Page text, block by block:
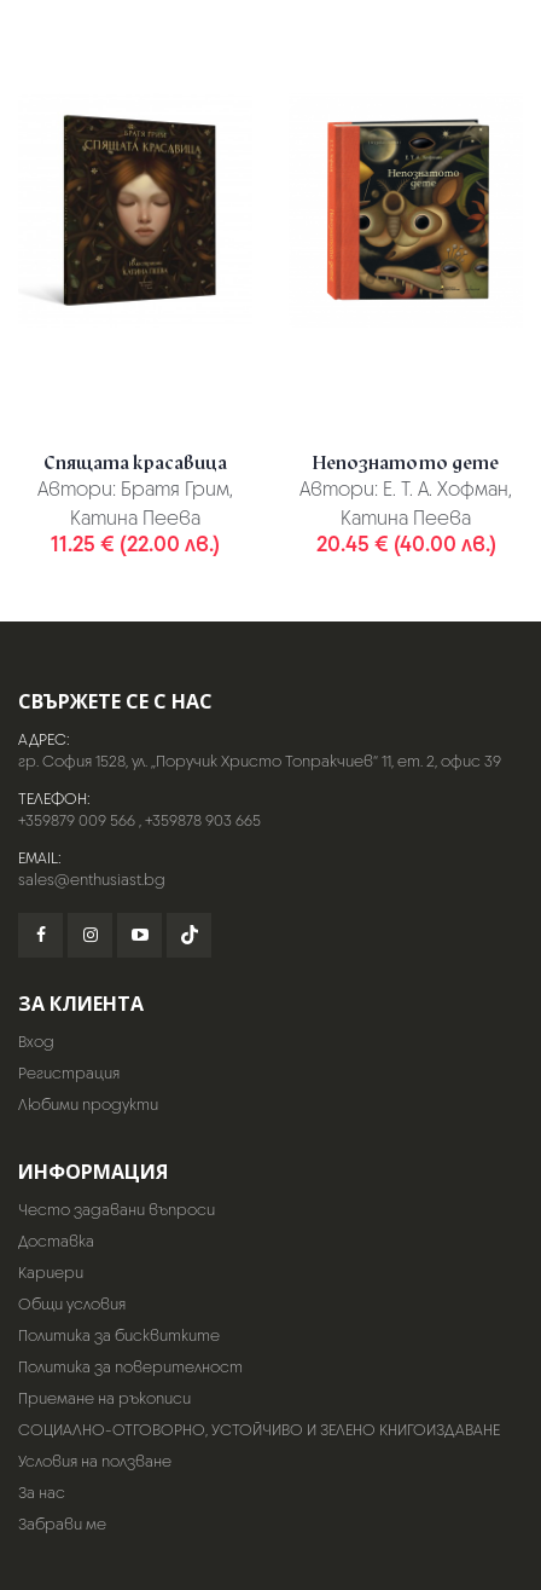
Спящата красавица
Автори: Братя Грим,
Катина Пеева
11.25 € (22.00 лв.)
Непознатото дете
Автори: Е. Т. А. Хофман,
Катина Пеева
20.45 € (40.00 лв.)
СВЪРЖЕТЕ СЕ С НАС
АДРЕС:
гр. София 1528, ул. „Поручик Христо Топракчиев“ 11, ет. 2, офис 39
ТЕЛЕФОН:
+359879 009 566,+359878 903 665
EMAIL:
sales@enthusiast.bg
ЗА КЛИЕНТА
Вход
Регистрация
Любими продукти
ИНФОРМАЦИЯ
Често задавани въпроси
Доставка
Кариери
Общи условия
Политика за бисквитките
Политика за поверителност
Приемане на ръкописи
СОЦИАЛНО-ОТГОВОРНО, УСТОЙЧИВО И ЗЕЛЕНО КНИГОИЗДАВАНЕ
Условия на ползване
За нас
Забрави ме